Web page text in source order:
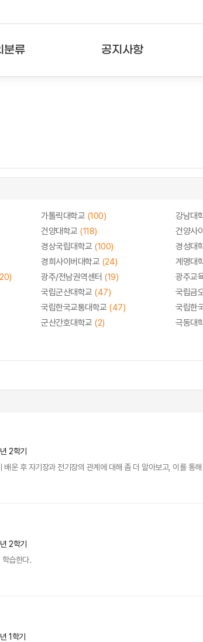
분류 공지사항
가톨릭대학교 (100) 강남대
건양대학교 (118) 건양사
경상국립대학교 (100) 경성대
경희사이버대학교 (24) 계명대
광주/전남권역센터 (19) 광주교
국립군산대학교 (47) 국립금
국립한국교통대학교 (47) 국립한
군산간호대학교 (2) 극동대
2학기
배운 후 자기장과 전기장의 관계에 대해 좀 더 알아보고, 이를 통
2학기
학습한다.
1학기